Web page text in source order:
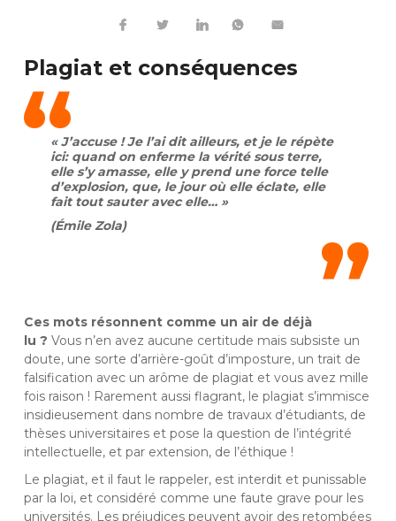
Plagiat et conséquences
« J’accuse ! Je l’ai dit ailleurs, et je le répète
ici: quand on enferme la vérité sous terre,
elle s’y amasse, elle y prend une force telle
d’explosion, que, le jour où elle éclate, elle
fait tout sauter avec elle… »
(Émile Zola)
Ces mots résonnent comme un air de déjà
lu ? Vous n’en avez aucune certitude mais subsiste un
doute, une sorte d’arrière-goût d’imposture, un trait de
falsification avec un arôme de plagiat et vous avez mille
fois raison ! Rarement aussi flagrant, le plagiat s’immisce
insidieusement dans nombre de travaux d’étudiants, de
thèses universitaires et pose la question de l’intégrité
intellectuelle, et par extension, de l’éthique !
Le plagiat, et il faut le rappeler, est interdit et punissable
par la loi, et considéré comme une faute grave pour les
universités. Les préjudices peuvent avoir des retombées